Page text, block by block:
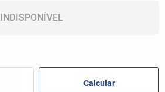
INDISPONÍVEL